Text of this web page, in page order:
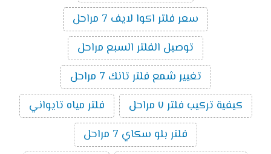
سعر فلتر اكوا لايف 7 مراحل
توصيل الفلتر السبع مراحل
تغيير شمع فلتر تانك 7 مراحل
كيفية تركيب فلتر ٧ مراحل
فلتر مياه تايواني
فلتر بلو سكاي 7 مراحل